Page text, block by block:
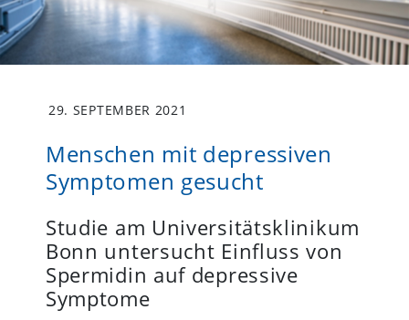
29. SEPTEMBER 2021
Menschen mit depressiven
Symptomen gesucht
Studie am Universitätsklinikum
Bonn untersucht Einfluss von
Spermidin auf depressive
Symptome